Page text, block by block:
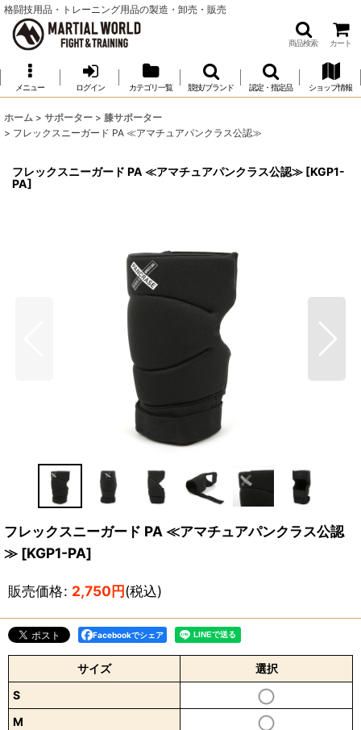
格闘技用品・トレーニング用品の製造・卸売・販売
商品検索 カート
メニュー ログイン カテゴリ一覧 競技/ブランド 認定・指定品 ショップ情報
ホーム > サポーター > 膝サポーター
> フレックスニーガード PA ≪アマチュアパンクラス公認≫
フレックスニーガード PA ≪アマチュアパンクラス公認≫ [KGP1-
PA]
フレックスニーガード PA ≪アマチュアパンクラス公認
≫ [KGP1-PA]
販売価格: 2,750円(税込)
Facebookでシェア
サイズ
選択
S
M